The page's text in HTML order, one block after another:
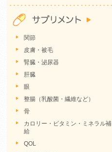
関節
皮膚・被毛
腎臓・泌尿器
肝臓
眼
整腸（乳酸菌・繊維など）
骨
カロリー・ビタミン・ミネラル補
給
QOL